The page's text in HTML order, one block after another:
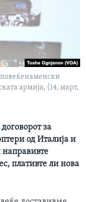
армија, (14, март,
за
од Италија и
направивте
плативте ли нова